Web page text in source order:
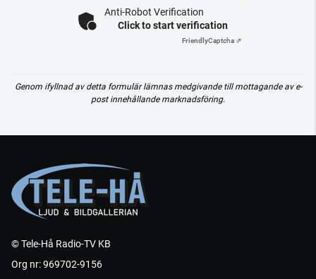
Anti-Robot Verification
Click to start verification
FriendlyCaptcha ⇗
Genom ifyllnad av detta formulär lämnas medgivande till mottagande av e-
post innehållande marknadsföring.
© Tele-Hå Radio-TV KB
Org nr: 969702-9156